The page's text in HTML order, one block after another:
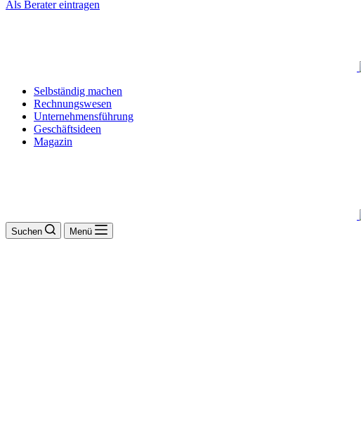
Als Berater eintragen
Selbständig machen
Rechnungswesen
Unternehmensführung
Geschäftsideen
Magazin
Suchen Menü